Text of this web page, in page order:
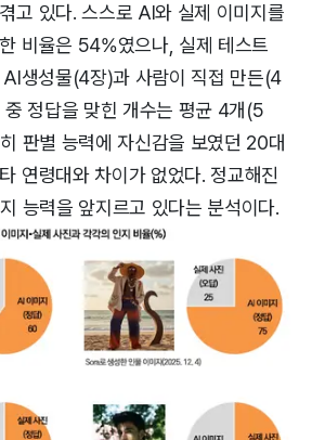
고 있다. 스스로 AI와 실제 이미지를
비율은 54%였으나, 실제 테스트
생성물(4장)과 사람이 직접 만든(4
정답을 맞힌 개수는 평균 4개(5
판별 능력에 자신감을 보였던 20대
연령대와 차이가 없었다. 정교해진
능력을 앞지르고 있다는 분석이다.